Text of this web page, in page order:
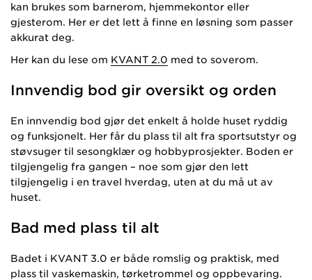
kan brukes som barnerom, hjemmekontor eller
gjesterom. Her er det lett å finne en løsning som passer
akkurat deg.
Her kan du lese om KVANT 2.0 med to soverom.
Innvendig bod gir oversikt og orden
En innvendig bod gjør det enkelt å holde huset ryddig
og funksjonelt. Her får du plass til alt fra sportsutstyr og
støvsuger til sesongklær og hobbyprosjekter. Boden er
tilgjengelig fra gangen – noe som gjør den lett
tilgjengelig i en travel hverdag, uten at du må ut av
huset.
Bad med plass til alt
Badet i KVANT 3.0 er både romslig og praktisk, med
plass til vaskemaskin, tørketrommel og oppbevaring.